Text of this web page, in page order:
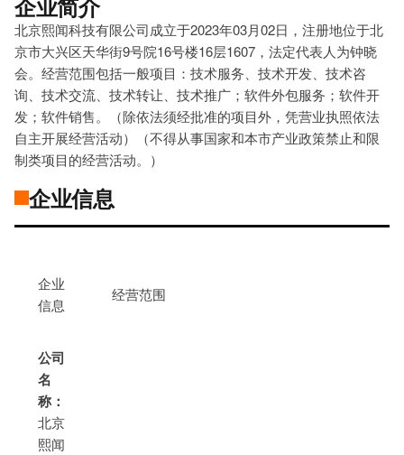
企业简介
北京熙闻科技有限公司成立于2023年03月02日，注册地位于北
京市大兴区天华街9号院16号楼16层1607，法定代表人为钟晓
会。经营范围包括一般项目：技术服务、技术开发、技术咨
询、技术交流、技术转让、技术推广；软件外包服务；软件开
发；软件销售。（除依法须经批准的项目外，凭营业执照依法
自主开展经营活动）（不得从事国家和本市产业政策禁止和限
制类项目的经营活动。）
企业信息
企业
信息
经营范围
公司
名
称：
北京
熙闻